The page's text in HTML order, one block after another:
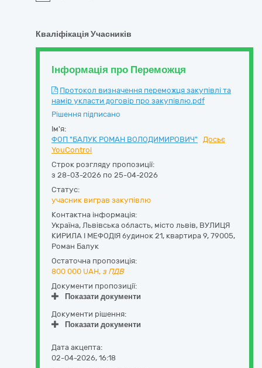
Кваліфікація Учасників
Інформація про Переможця
Протокол визначення переможця закупівлі та
намір укласти договір про закупівлю.pdf
Рішення підписано
Ім'я:
ФОП "БАЛУК РОМАН ВОЛОДИМИРОВИЧ"
Досьє
YouControl
Строк розгляду пропозиції:
з 28-03-2026 по 25-04-2026
Статус:
учасник виграв закупівлю
Контактна інформація:
Україна, Львівська область, місто львів, ВУЛИЦЯ
КИРИЛА І МЕФОДІЯ будинок 21, квартира 9, 79005,
Роман Балук
Остаточна пропозиція:
800 000 UAH, з ПДВ
Документи пропозиції:
Показати документи
Документи рішення:
Показати документи
Дата акцепта:
02-04-2026, 16:18